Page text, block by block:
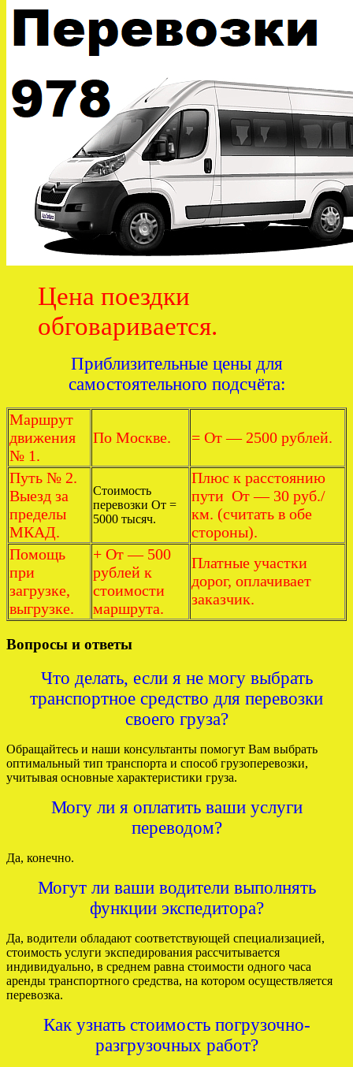
Цена поездки
обговаривается.
Приблизительные цены для
самостоятельного подсчёта:
Маршрут
движения
№ 1.
По Москве. = От — 2500 рублей.
Путь № 2.
Выезд за
пределы
МКАД.
Стоимость
перевозки От =
5000 тысяч.
Плюс к расстоянию
пути От — 30 руб./
км. (считать в обе
стороны).
Помощь
при
загрузке,
выгрузке.
+ От — 500
рублей к
стоимости
маршрута.
Платные участки
дорог, оплачивает
заказчик.
Вопросы и ответы
Что делать, если я не могу выбрать
транспортное средство для перевозки
своего груза?
Обращайтесь и наши консультанты помогут Вам выбрать
оптимальный тип транспорта и способ грузоперевозки,
учитывая основные характеристики груза.
Могу ли я оплатить ваши услуги
переводом?
Да, конечно.
Могут ли ваши водители выполнять
функции экспедитора?
Да, водители обладают соответствующей специализацией,
стоимость услуги экспедирования рассчитывается
индивидуально, в среднем равна стоимости одного часа
аренды транспортного средства, на котором осуществляется
перевозка.
Как узнать стоимость погрузочно-
разгрузочных работ?